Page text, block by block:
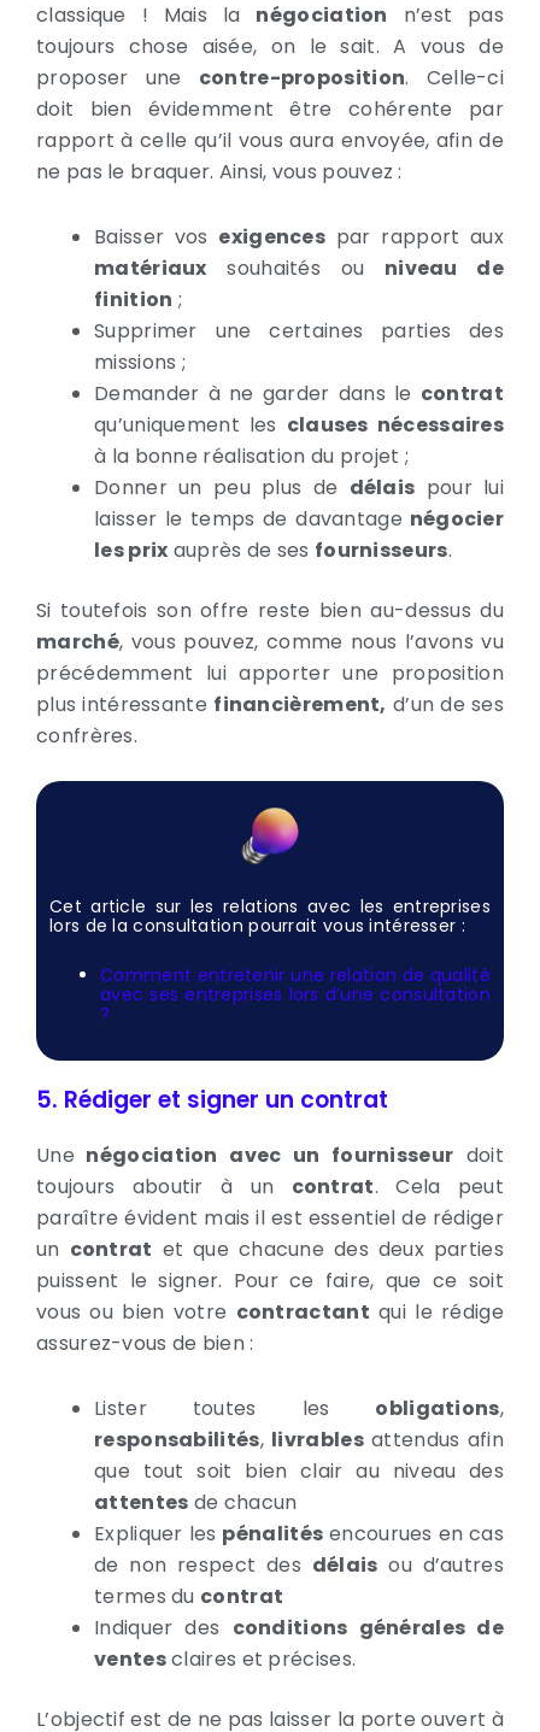
classique ! Mais la négociation n’est pas
toujours chose aisée, on le sait. A vous de
proposer une contre-proposition. Celle-ci
doit bien évidemment être cohérente par
rapport à celle qu’il vous aura envoyée, afin de
ne pas le braquer. Ainsi, vous pouvez :
Baisser vos exigences par rapport aux
matériaux souhaités ou niveau de
finition ;
Supprimer une certaines parties des
missions ;
Demander à ne garder dans le contrat
qu’uniquement les clauses nécessaires
à la bonne réalisation du projet ;
Donner un peu plus de délais pour lui
laisser le temps de davantage négocier
les prix auprès de ses fournisseurs.
Si toutefois son offre reste bien au-dessus du
marché, vous pouvez, comme nous l’avons vu
précédemment lui apporter une proposition
plus intéressante financièrement, d’un de ses
confrères.
Cet article sur les relations avec les entreprises
lors de la consultation pourrait vous intéresser :
Comment entretenir une relation de qualité
avec ses entreprises lors d’une consultation
?
5. Rédiger et signer un contrat
Une négociation avec un fournisseur doit
toujours aboutir à un contrat. Cela peut
paraître évident mais il est essentiel de rédiger
un contrat et que chacune des deux parties
puissent le signer. Pour ce faire, que ce soit
vous ou bien votre contractant qui le rédige
assurez-vous de bien :
Lister toutes les obligations,
responsabilités, livrablesattendus afin
que tout soit bien clair au niveau des
attentes de chacun
Expliquer les pénalités encourues en cas
de non respect des délais ou d’autres
termes du contrat
Indiquer des conditions générales de
ventesclaires et précises.
L’objectif est de ne pas laisser la porte ouvert à